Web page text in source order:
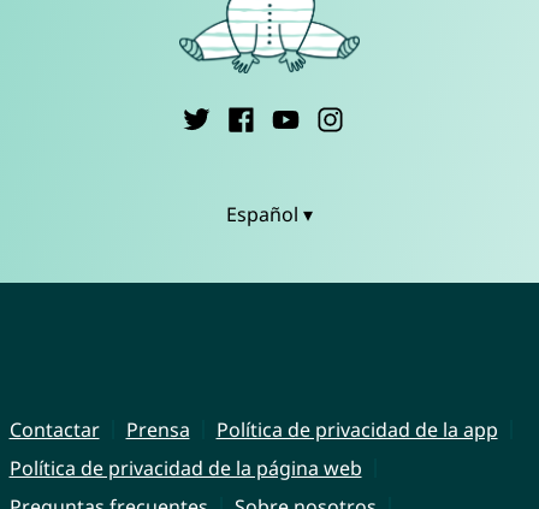
Español ▾
Contactar Prensa
Política de privacidad de la app
Política de privacidad de la página web